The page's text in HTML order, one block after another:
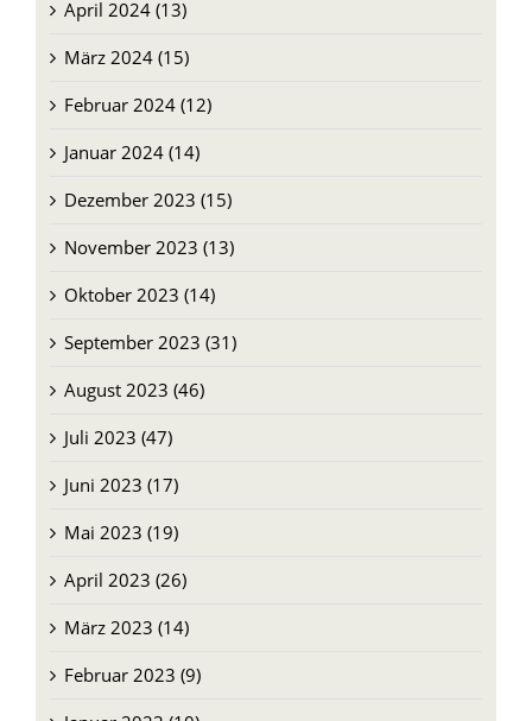
Mai 2024 (13)
April 2024 (13)
März 2024 (15)
Februar 2024 (12)
Januar 2024 (14)
Dezember 2023 (15)
November 2023 (13)
Oktober 2023 (14)
September 2023 (31)
August 2023 (46)
Juli 2023 (47)
Juni 2023 (17)
Mai 2023 (19)
April 2023 (26)
März 2023 (14)